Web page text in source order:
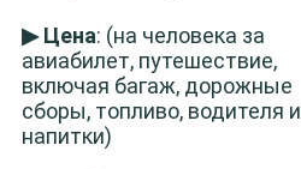
▶ Цена: (на человека за
авиабилет, путешествие,
включая багаж, дорожные
сборы, топливо, водителя и
напитки)